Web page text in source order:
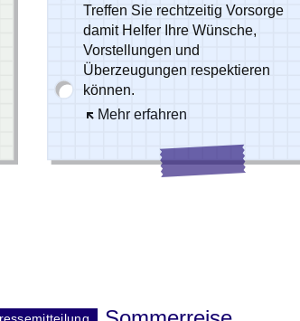
Treffen Sie rechtzeitig Vorsorge
damit Helfer Ihre Wünsche,
Vorstellungen und
Überzeugungen respektieren
können.
Mehr erfahren
Öffnet sich in einem neuen Fenster